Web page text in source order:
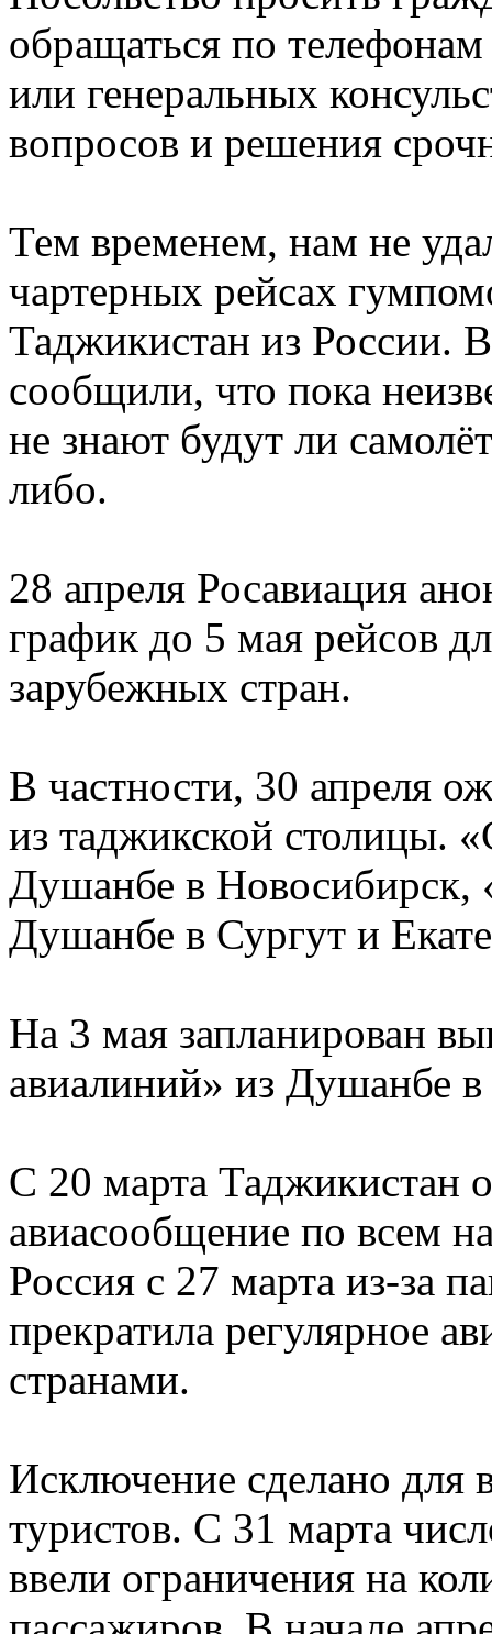
обращаться по
или генеральных
вопросов и решения
Тем временем, нам не
чартерных рейсах
Таджикистан из России.
сообщили, что пока
не знают будут ли
либо.
28 апреля Росавиация
график до 5 мая рейсов
зарубежных стран.
В частности, 30 апреля
из таджикской столицы.
Душанбе в Новосибирск,
Душанбе в Сургут и
На 3 мая запланирован
авиалиний» из Душанбе
С 20 марта Таджикистан
авиасообщение по всем
Россия с 27 марта из-за
прекратила регулярное
странами.
Исключение сделано для
туристов. С 31 марта
ввели ограничения на